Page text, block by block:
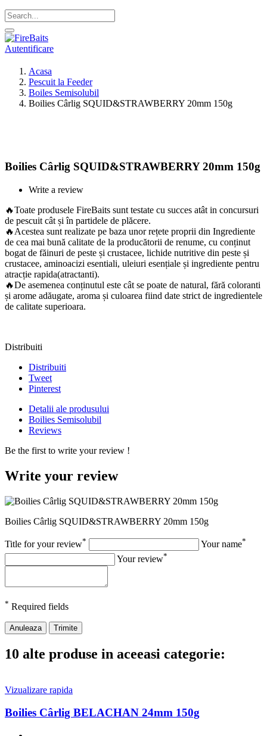
Autentificare
Acasa
Pescuit la Feeder
Boiles Semisolubil
Boilies Cârlig SQUID&STRAWBERRY 20mm 150g
Boilies Cârlig SQUID&STRAWBERRY 20mm 150g
Write a review
🔥Toate produsele FireBaits sunt testate cu succes atât in concursuri
de pescuit cât și în partidele de plăcere.
🔥Acestea sunt realizate pe baza unor rețete proprii din Ingrediente
de cea mai bună calitate de la producătorii de renume, cu conținut
bogat de făinuri de peste și crustacee, lichide nutritive din peste și
crustacee, aminoacizi esentiali, uleiuri esențiale și ingrediente pentru
atracție rapida(atractanti).
🔥De asemenea conținutul este cât se poate de natural, fără coloranti
și arome adăugate, aroma și culoarea fiind date strict de ingredientele
de calitate superioara.
Distribuiti
Distribuiti
Tweet
Pinterest
Detalii ale produsului
Boilies Semisolubil
Reviews
Be the first to write your review !
Write your review
Boilies Cârlig SQUID&STRAWBERRY 20mm 150g
Title for your review* Your name*
Your review*
* Required fields
Anuleaza Trimite
10 alte produse in aceeasi categorie:
Vizualizare rapida
Boilies Cârlig BELACHAN 24mm 150g